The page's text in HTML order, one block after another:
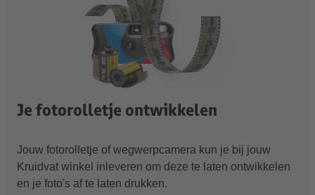
Je fotorolletje ontwikkelen
Jouw fotorolletje of wegwerpcamera kun je bij jouw
Kruidvat winkel inleveren om deze te laten ontwikkelen
en je foto's af te laten drukken.